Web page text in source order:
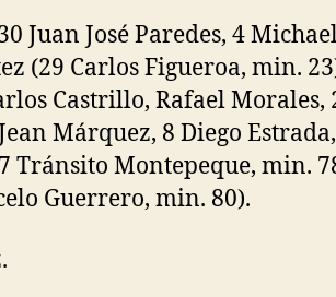
Juan José Paredes, 4
(29 Carlos Figueroa, min.
Castrillo, Rafael Morales,
Márquez, 8 Diego
Tránsito Montepeque, min.
Guerrero, min. 80).